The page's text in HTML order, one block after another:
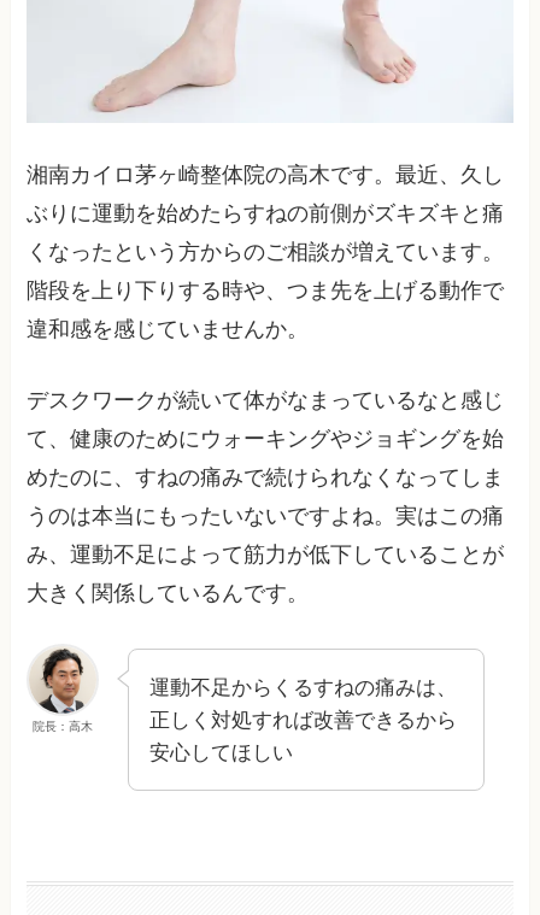
湘南カイロ茅ヶ崎整体院の高木です。最近、久し
ぶりに運動を始めたらすねの前側がズキズキと痛
くなったという方からのご相談が増えています。
階段を上り下りする時や、つま先を上げる動作で
違和感を感じていませんか。
デスクワークが続いて体がなまっているなと感じ
て、健康のためにウォーキングやジョギングを始
めたのに、すねの痛みで続けられなくなってしま
うのは本当にもったいないですよね。実はこの痛
み、運動不足によって筋力が低下していることが
大きく関係しているんです。
院長：高木
運動不足からくるすねの痛みは、
正しく対処すれば改善できるから
安心してほしい